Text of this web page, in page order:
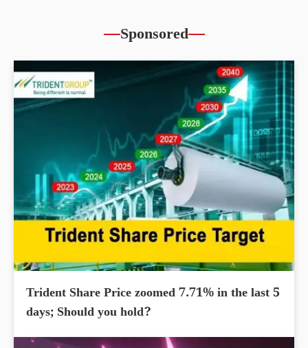
Sponsored
Trident Share Price zoomed 7.71% in the last 5
days; Should you hold?